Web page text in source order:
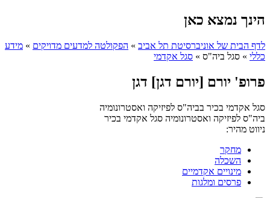
הינך נמצא כאן
לדף הבית של אוניברסיטת תל אביב » הפקולטה למדעים מדויקים » מידע
כללי » סגל ביה"ס » סגל אקדמי
פרופ' יורם [יורם דגן] דגן
סגל אקדמי בכיר בביה"ס לפיזיקה ואסטרונומיה
ביה"ס לפיזיקה ואסטרונומיה סגל אקדמי בכיר
ניווט מהיר:
מחקר
השכלה
מינויים אקדמיים
פרסים ומלגות